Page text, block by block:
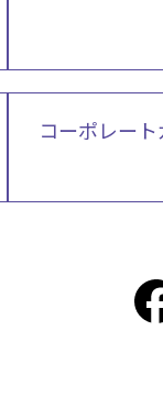
コーポレー